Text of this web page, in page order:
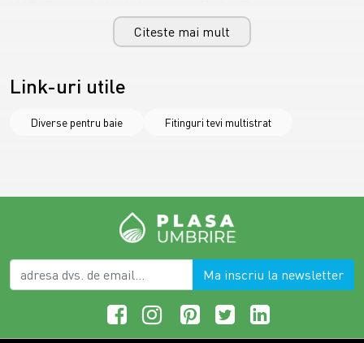
, disponibil in capacitati de 18 sau 24 de litri,
extinsa. Furtunul de dus
functionala.
Daca ai copii mici in gospodarie,cadita de baie,olitelesi
ajuta la ingrijirea si igiena celor mici,
chiar si in spatii improvizate. Alege produsele potrivite din
practicitate in gospodaria ta.
Citeste mai mult
Link-uri utile
Diverse pentru baie Fitinguri tevi multistrat
Ma inscriu la newsletter